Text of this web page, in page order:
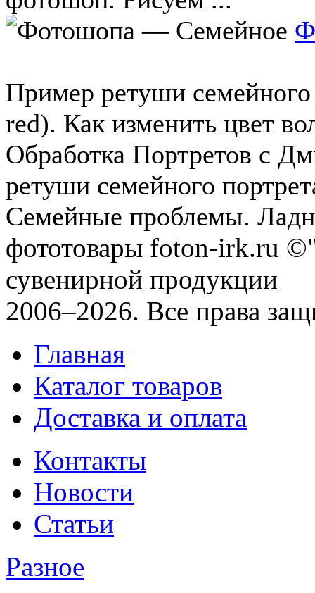
Пример ретуши
red). Как изменить цвет
Обработка Портретов с
ретуши семейного
Семейные проблемы.
фототовары foton-irk.ru
сувенирной продукции
2006–2026. Все права
Главная
Каталог товаров
Доставка и оплата
Контакты
Новости
Статьи
Разное